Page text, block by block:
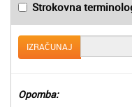
Strokovna
IZRAČUNAJ
Opomba: